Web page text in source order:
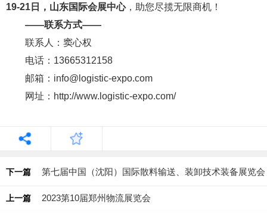
19-21日，山东国际会展中心，助您尽揽无限商机！
——联系方式——
联系人：窦心权
电话：13665312158
邮箱：info@logistic-expo.com
网址：http://www.logistic-expo.com/
下一篇 第七届中国（沈阳）国际散料输送、装卸技术装备展览会
上一篇 2023第10届郑州物流展览会